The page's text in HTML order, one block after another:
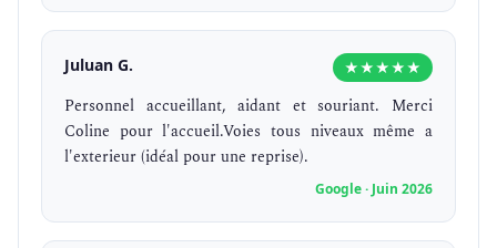
Juluan G. ★★★★★
Personnel accueillant, aidant et souriant. Merci
Coline pour l'accueil.Voies tous niveaux même a
l'exterieur (idéal pour une reprise).
Google · Juin 2026